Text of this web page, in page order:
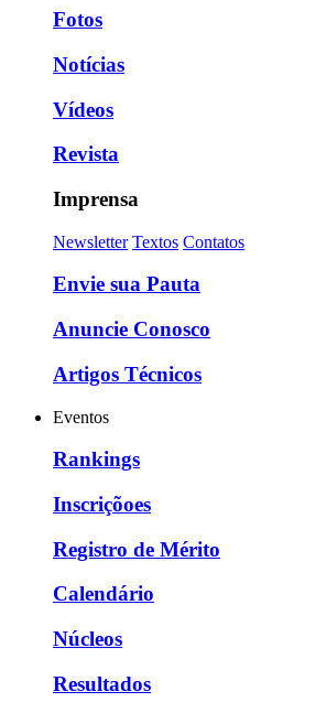
Fotos
Notícias
Vídeos
Revista
Imprensa
Newsletter Textos Contatos
Envie sua Pauta
Anuncie Conosco
Artigos Técnicos
Eventos
Rankings
Inscriçõoes
Registro de Mérito
Calendário
Núcleos
Resultados